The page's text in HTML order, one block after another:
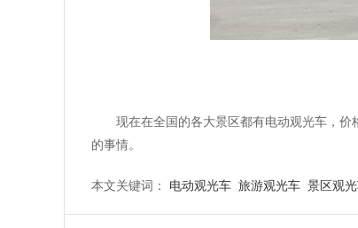
现在在全国的各大景区都有电动观光车，
的事情。
本文关键词： 电动观光车 旅游观光车 景区观